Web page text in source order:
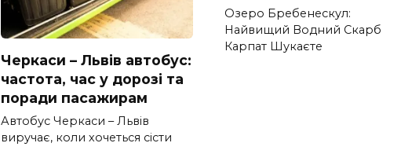
Черкаси – Львів автобус:
частота, час у дорозі та
поради пасажирам
Автобус Черкаси – Львів
виручає, коли хочеться сісти
Озеро Бребенескул:
Найвищий Водний Скарб
Карпат Шукаєте